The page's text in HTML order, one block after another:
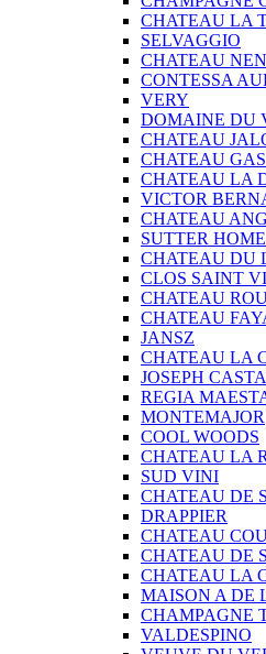
CHATEAU LA
SELVAGGIO
CHATEAU
CONTESSA
VERY
DOMAINE DU
CHATEAU
CHATEAU
CHATEAU LA
VICTOR
CHATEAU
SUTTER HOME
CHATEAU DU
CLOS SAINT
CHATEAU
CHATEAU
JANSZ
CHATEAU LA
JOSEPH
REGIA
MONTEMAJOR
COOL WOODS
CHATEAU LA
SUD VINI
CHATEAU DE
DRAPPIER
CHATEAU
CHATEAU DE
CHATEAU LA
MAISON A DE
CHAMPAGNE
VALDESPINO